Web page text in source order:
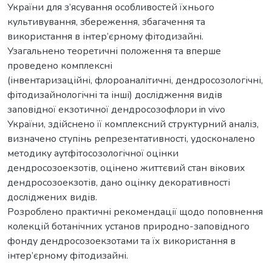
України для з’ясування особливостей їхнього
культивування, збереження, збагачення та
використання в інтер’єрному фітодизайні.
Узагальнено теоретичні положення та вперше
проведено комплексні
(інвентаризаційні, флороаналітичні, дендросозологічні,
фітодизайнологічні та інші) дослідження видів
заповідної екзотичної дендросозофлори in vivo
України, здійснено її комплексний структурний аналіз,
визначено ступінь репрезентативності, удосконалено
методику аутфітосозологічної оцінки
дендросозоекзотів, оцінено життєвий стан вікових
дендросозоекзотів, дано оцінку декоративності
досліджених видів.
Розроблено практичні рекомендації щодо поповнення
колекцій ботанічних установ природно-заповідного
фонду дендросозоекзотами та їх використання в
інтер’єрному фітодизайні.